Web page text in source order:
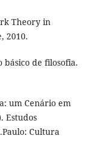
Theory in
2010.
básico de filosofia.
um Cenário em
Estudos
Cultura